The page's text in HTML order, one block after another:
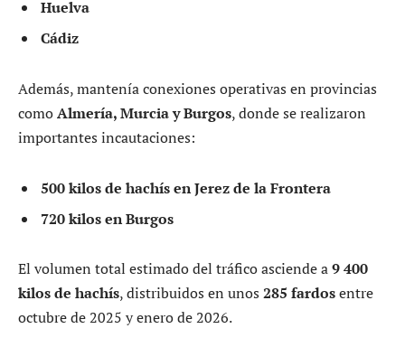
Huelva
Cádiz
Además, mantenía conexiones operativas en provincias
comoAlmería, Murcia y Burgos, donde se realizaron
importantes incautaciones:
500 kilos de hachís en Jerez de la Frontera
720 kilos en Burgos
El volumen total estimado del tráfico asciende a9 400
kilos de hachís, distribuidos en unos 285 fardosentre
octubre de 2025 y enero de 2026.